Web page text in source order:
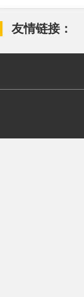
友情链接：